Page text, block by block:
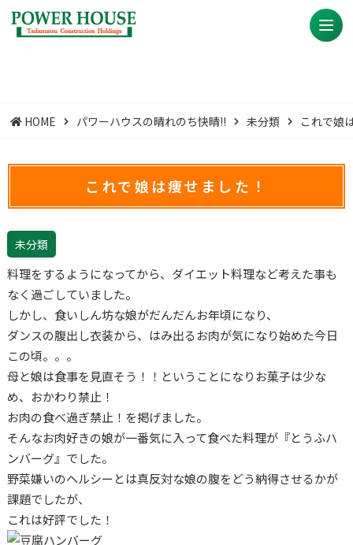
HOME パワーハウスの晴れのち快晴!! 未分類 これで娘
これで娘は痩せました！
未分類
料理をするようになってから、ダイエット料理など考えた事も
なく過ごしていました。
しかし、食いしん坊な娘がだんだんお年頃になり、
ダンスの腹出し衣装から、はみ出るお肉が気になり始めた今日
この頃。。。
母と娘は食事を見直そう！！ということになりお菓子は少な
め、おかわり禁止！
お肉の食べ過ぎ禁止！を掲げました。
そんなお肉好きの娘が一番気に入って食べた料理が『とうふハ
ンバーグ』でした。
野菜嫌いのヘルシーとは真反対な娘の腹をどう納得させるかが
課題でしたが、
これは好評でした！